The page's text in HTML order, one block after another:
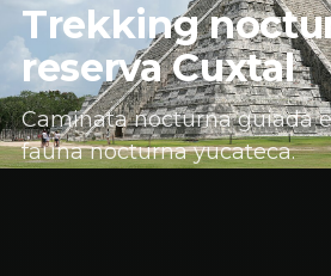
Trekking
reserva Cuxtal
Caminata nocturna guiada
fauna nocturna yucateca.